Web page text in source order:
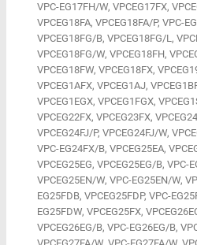
VPC-EG17FH/W, VPCEG17FX,
VPCEG18FA, VPCEG18FA/P, VPC-
VPCEG18FG/B, VPCEG18FG/L,
VPCEG18FG/W, VPCEG18FH,
VPCEG18FW, VPCEG18FX,
VPCEG1AFX, VPCEG1AJ,
VPCEG1EGX, VPCEG1FGX,
VPCEG22FX, VPCEG23FX,
VPCEG24FJ/P, VPCEG24FJ/W,
VPC-EG24FX/B, VPCEG25EA,
VPCEG25EG, VPCEG25EG/B, VPC-
VPCEG25EN/W, VPC-EG25EN/W,
EG25FDB, VPCEG25FDP, VPC-
EG25FDW, VPCEG25FX,
VPCEG26EG/B, VPC-EG26EG/B,